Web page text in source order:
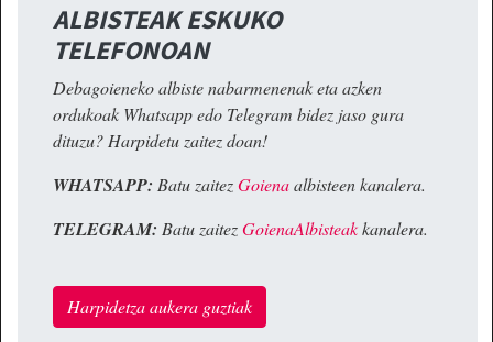
ALBISTEAK ESKUKO
TELEFONOAN
Debagoieneko albiste nabarmenenak eta azken
ordukoak Whatsapp edo Telegram bidez jaso gura
dituzu? Harpidetu zaitez doan!
WHATSAPP: Batu zaitezGoienaalbisteen kanalera.
TELEGRAM: Batu zaitezGoienaAlbisteakkanalera.
Harpidetza aukera guztiak